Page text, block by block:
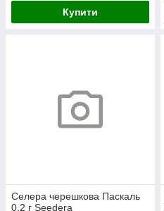
Купити
Селера черешкова Паскаль
0,2 г Seedera